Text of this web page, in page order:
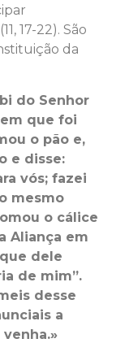
17-22). São
da
do Senhor
que foi
o pão e,
e disse:
vós; fazei
mesmo
o cálice
Aliança em
dele
de mim”.
desse
a